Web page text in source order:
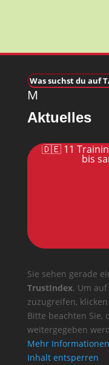
M
Aktuelles
🇩🇪 11
bis
Sie sehen gerade
TrustIndex. Um
zuzugreifen,
Bitte beachten Sie,
weitergegeben
Mehr Informationen
Inhalt entsperren